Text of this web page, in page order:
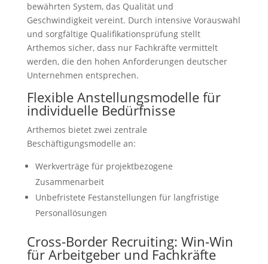
bewährten System, das Qualität und
Geschwindigkeit vereint. Durch intensive Vorauswahl
und sorgfältige Qualifikationsprüfung stellt
Arthemos sicher, dass nur Fachkräfte vermittelt
werden, die den hohen Anforderungen deutscher
Unternehmen entsprechen.
Flexible Anstellungsmodelle für
individuelle Bedürfnisse
Arthemos bietet zwei zentrale
Beschäftigungsmodelle an:
Werkverträge für projektbezogene
Zusammenarbeit
Unbefristete Festanstellungen für langfristige
Personallösungen
Cross-Border Recruiting: Win-Win
für Arbeitgeber und Fachkräfte